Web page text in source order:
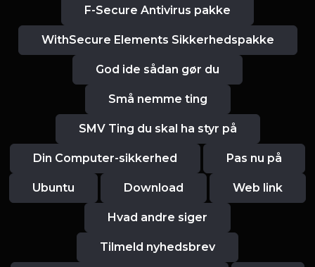
F-Secure Antivirus pakke
WithSecure Elements Sikkerhedspakke
God ide sådan gør du
Små nemme ting
SMV Ting du skal ha styr på
Din Computer-sikkerhed Pas nu på
Ubuntu Download Web link
Hvad andre siger
Tilmeld nyhedsbrev